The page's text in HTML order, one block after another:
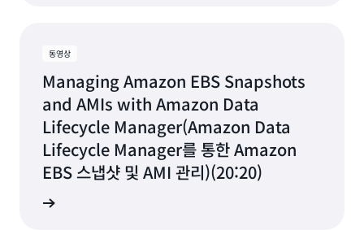
동영상
Managing Amazon EBS Snapshots
and AMIs with Amazon Data
Lifecycle Manager(Amazon Data
Lifecycle Manager를 통한 Amazon
EBS 스냅샷 및 AMI 관리)(20:20)